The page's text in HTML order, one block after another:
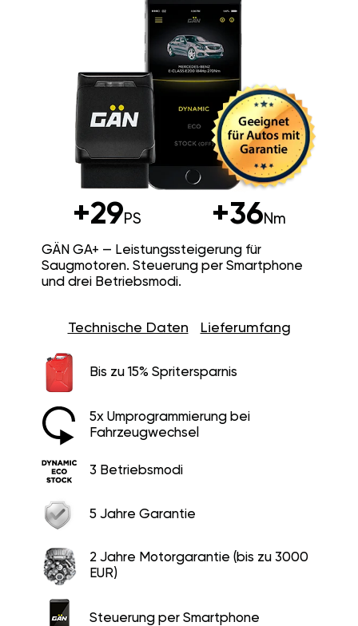
+29PS +36Nm
GÄN GA+ — Leistungssteigerung für
Saugmotoren. Steuerung per Smartphone
und drei Betriebsmodi.
Technische Daten Lieferumfang
Bis zu 15% Spritersparnis
5x Umprogrammierung bei
Fahrzeugwechsel
3 Betriebsmodi
5 Jahre Garantie
2 Jahre Motorgarantie (bis zu 3000
EUR)
Steuerung per Smartphone